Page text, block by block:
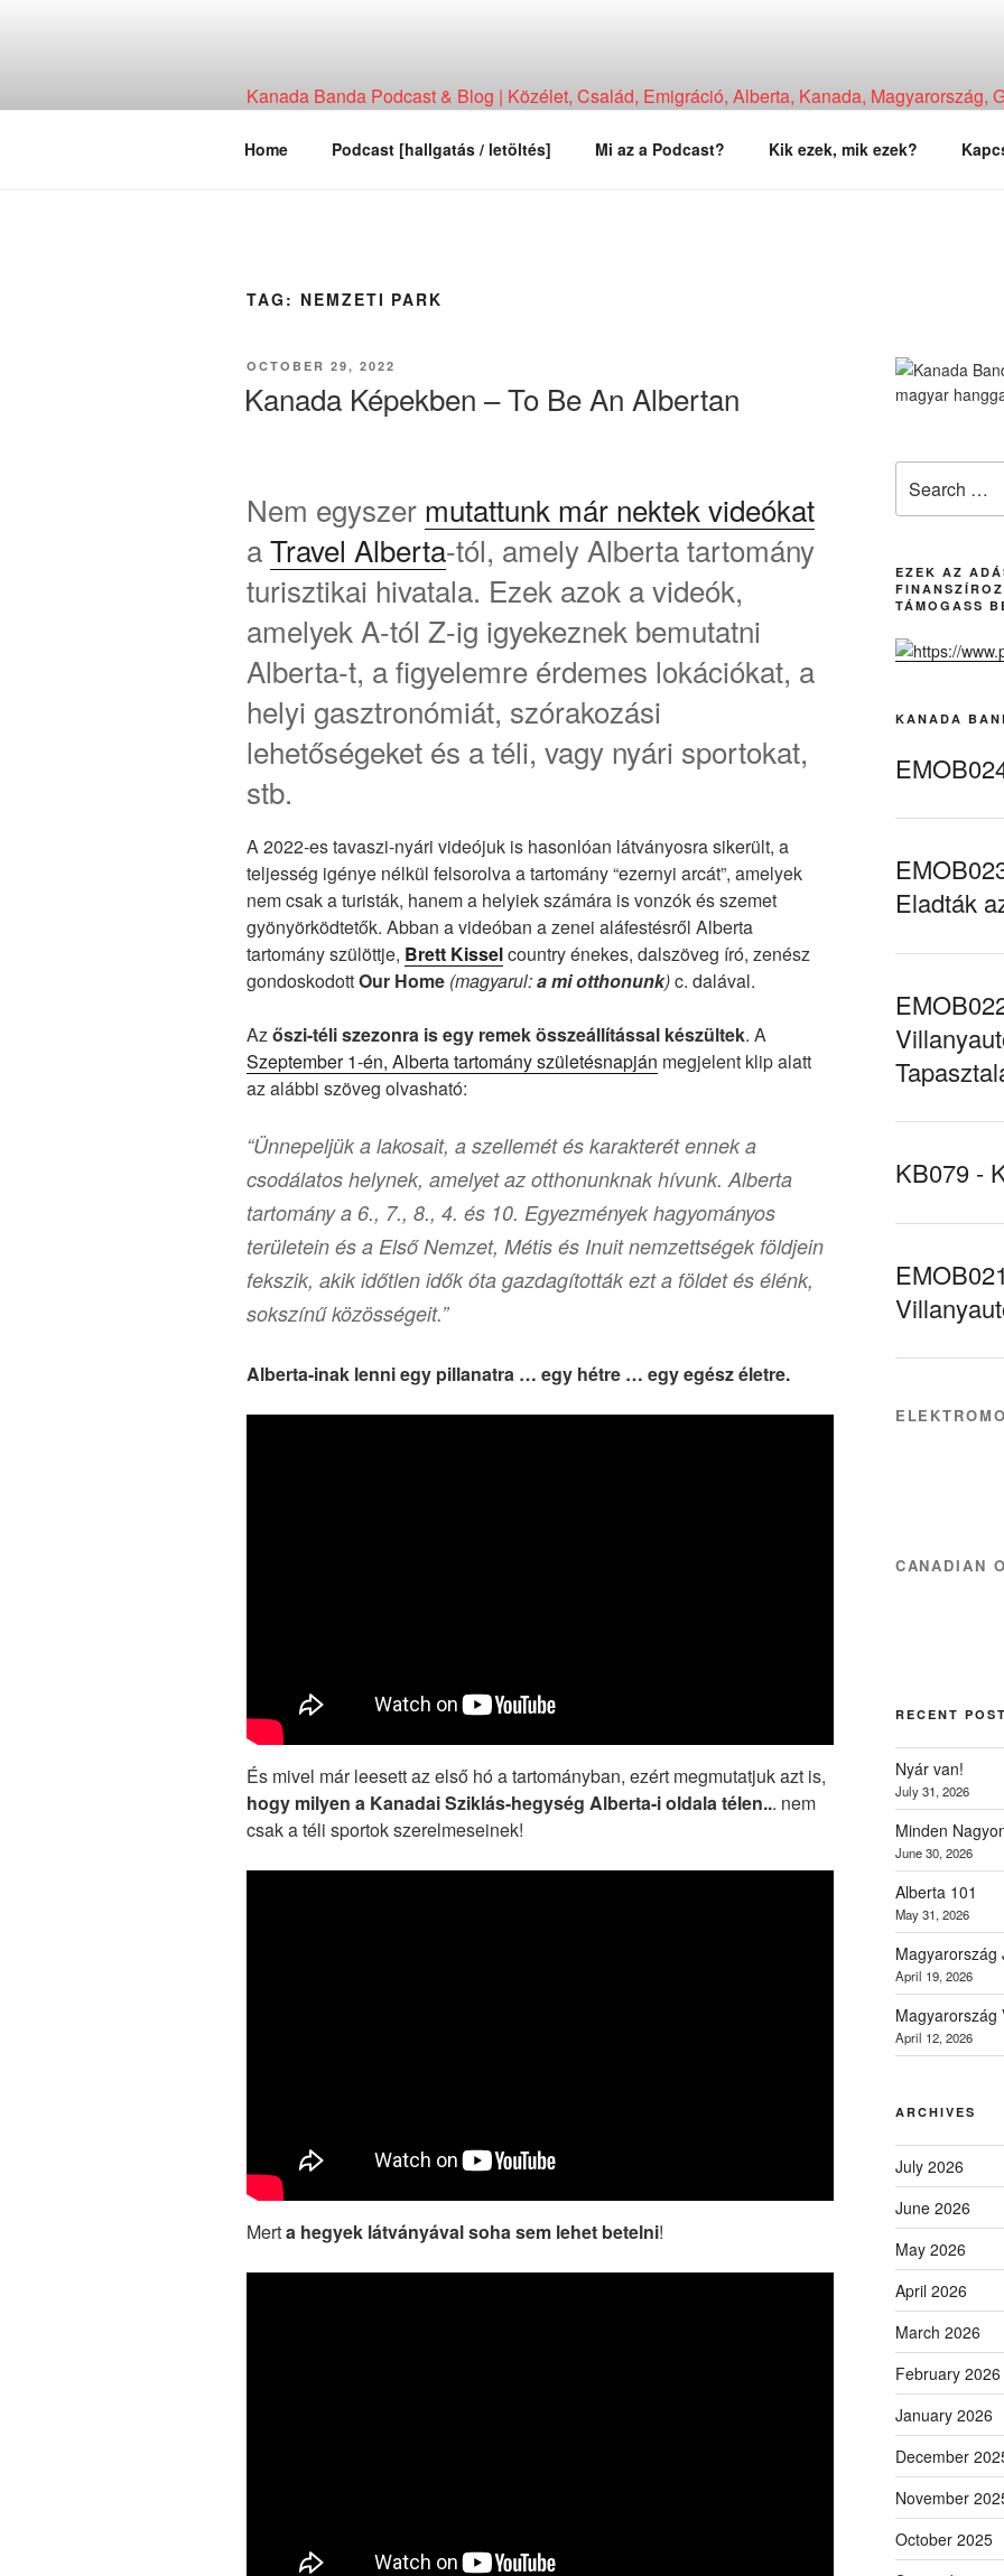
Kanada Banda Podcast & Blog | Közélet, Család, Emigráció, Alberta, Kanada, Magyarország,
Home Podcast [hallgatás / letöltés] Mi az a Podcast? Kik ezek, mik ezek?
TAG: NEMZETI PARK
POSTED
OCTOBER 29, 2022
Kanada Képekben – To Be An Albertan
Nem egyszer mutattunk már nektek videókat
aTravel Alberta-tól, amely Alberta tartomány
turisztikai hivatala. Ezek azok a videók,
amelyek A-tól Z-ig igyekeznek bemutatni
Alberta-t, a figyelemre érdemes lokációkat, a
helyi gasztronómiát, szórakozási
lehetőségeket és a téli, vagy nyári sportokat,
stb.
A 2022-es tavaszi-nyári videójuk is hasonlóan látványosra sikerült, a
teljesség igénye nélkül felsorolva a tartomány “ezernyi arcát”, amelyek
nem csak a turisták, hanem a helyiek számára is vonzók és szemet
gyönyörködtetők. Abban a videóban a zenei aláfestésről Alberta
tartomány szülöttje, Brett Kisselcountry énekes, dalszöveg író, zenész
gondoskodottOur Home (magyarul:a mi otthonunk)c. dalával.
Azőszi-téli szezonra is egy remek összeállítással készültek. A
Szeptember 1-én, Alberta tartomány születésnapján megjelent klip alatt
az alábbi szöveg olvasható:
“Ünnepeljük a lakosait, a szellemét és karakterét ennek a
csodálatos helynek, amelyet az otthonunknak hívunk. Alberta
tartomány a 6., 7., 8., 4. és 10. Egyezmények hagyományos
területein és a Első Nemzet, Métis és Inuit nemzettségek földjein
fekszik, akik időtlen idők óta gazdagították ezt a földet és élénk,
sokszínű közösségeit.”
Alberta-inak lenni egy pillanatra … egy hétre … egy egész életre.
És mivel már leesett az első hó a tartományban, ezért megmutatjuk azt is,
hogy milyen a Kanadai Sziklás-hegység Alberta-i oldala télen... nem
csak a téli sportok szerelmeseinek!
Merta hegyek látványával soha sem lehet betelni!
for:
EZEK AZ
TÁMOGASS
KANADA
Eladták
KB079 -
CANADIAN
RECENT
Nyár van!
July 31, 2026
Minden
June 30, 2026
Alberta 101
May 31, 2026
Magyarország
April 19, 2026
Magyarország
April 12, 2026
ARCHIVES
July 2026
June 2026
May 2026
April 2026
March 2026
February 2026
January 2026
December
November
October 2025